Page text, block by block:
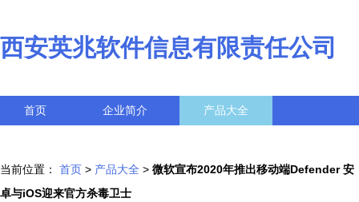
西安英兆软件信息有限责任公司
首页 企业简介 产品大全
当前位置： 首页 > 产品大全 > 微软宣布2020年推出移动端Defender 安
卓与iOS迎来官方杀毒卫士